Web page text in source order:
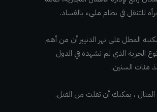
للتنقل في نظام مليء بالفساد.
المطل على نهر الدنيبر أن من أهم
نوع الحرية الذي لم نشهده في الدول
مئات السنين.
، يمكنك أن تفلت من القتل.